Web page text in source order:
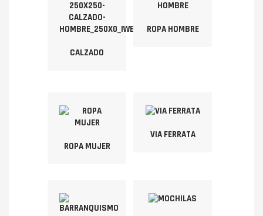
CALZADO
ROPA HOMBRE
ROPA MUJER
VIA FERRATA